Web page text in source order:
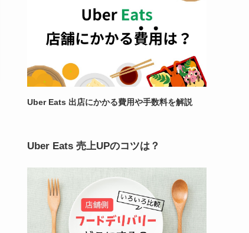
Uber Eats 出店にかかる費用や手数料を解説
Uber Eats 売上UPのコツは？